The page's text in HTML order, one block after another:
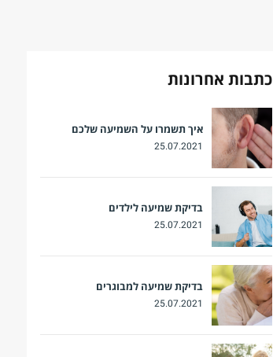
כתבות אחרונות
איך תשמרו על השמיעה שלכם
25.07.2021
בדיקת שמיעה לילדים
25.07.2021
בדיקת שמיעה למבוגרים
25.07.2021